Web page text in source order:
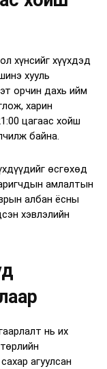
хүнсийг хүүхдэд
хууль
орчин дахь ийм
харин
цагаас хойш
байна.
өсгөхөд
амлалтын
албан ёсны
хэвлэлийн
нь их
агуулсан